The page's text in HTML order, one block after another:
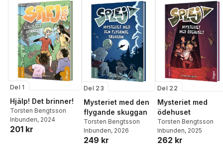
Del 1
Hjälp! Det brinner!
Torsten Bengtsson
Inbunden, 2024
201 kr
Del 23
Mysteriet med den
flygande skuggan
Torsten Bengtsson
Inbunden, 2026
249 kr
Del 22
Mysteriet med
ödehuset
Torsten Bengtsson
Inbunden, 2025
262 kr